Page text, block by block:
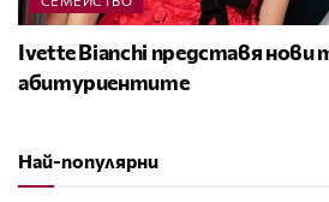
Ivette Bianchi представя нови
абитуриентите
Най-популярни